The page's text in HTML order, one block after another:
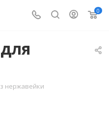
0
нержавейки